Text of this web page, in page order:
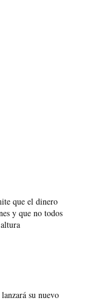
que el dinero
y que no todos
su nuevo